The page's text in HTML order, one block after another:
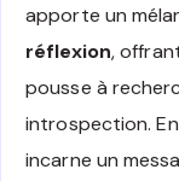
apporte un
réflexion,
pousse à
introspection.
incarne un